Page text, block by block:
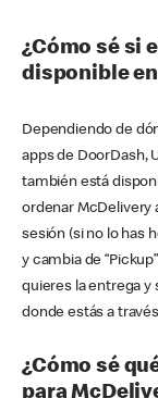
¿Cómo sé si
disponible
Dependiendo de
apps de DoorDash,
también está
ordenar McDelivery
sesión (si no lo has
y cambia de
quieres la entrega y
donde estás a
¿Cómo sé